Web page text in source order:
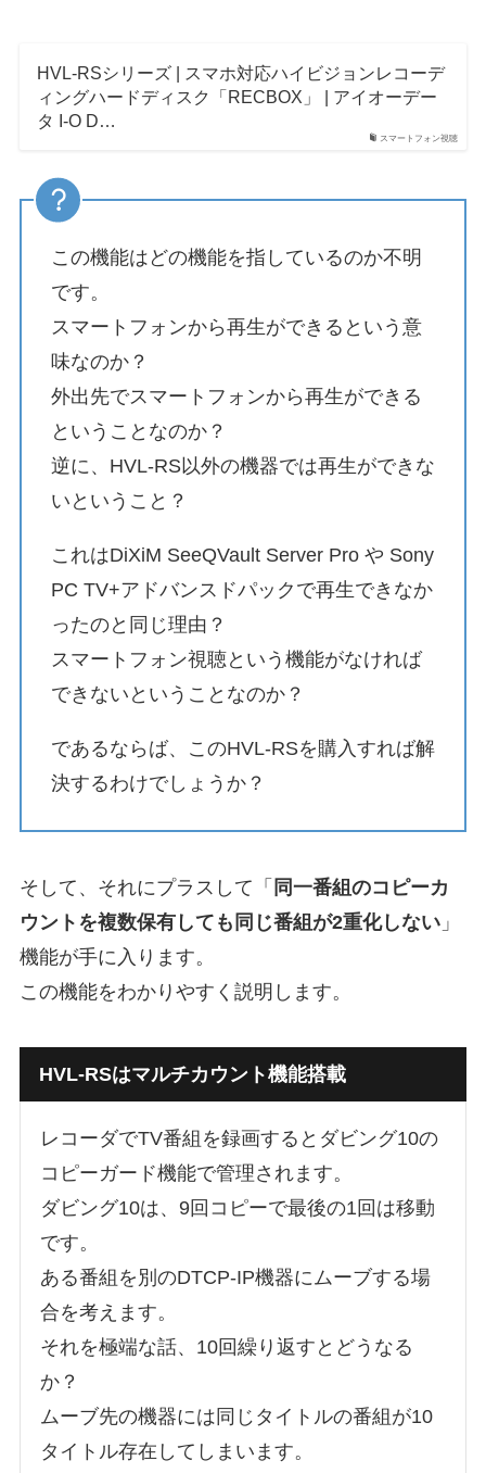
スマートフォン視聴
HVL-RSシリーズ | スマホ対応ハイビジョンレコーデ
ィングハードディスク「RECBOX」 | アイオーデー
タ I-O D…
この機能はどの機能を指しているのか不明
です。
スマートフォンから再生ができるという意
味なのか？
外出先でスマートフォンから再生ができる
ということなのか？
逆に、HVL-RS以外の機器では再生ができな
いということ？
これはDiXiM SeeQVault Server Pro や Sony
PC TV+アドバンスドパックで再生できなか
ったのと同じ理由？
スマートフォン視聴という機能がなければ
できないということなのか？
であるならば、このHVL-RSを購入すれば解
決するわけでしょうか？
そして、それにプラスして「 同一番組のコピーカ
ウントを複数保有しても同じ番組が2重化しない」
機能が手に入ります。
この機能をわかりやすく説明します。
HVL-RSはマルチカウント機能搭載
レコーダでTV番組を録画するとダビング10の
コピーガード機能で管理されます。
ダビング10は、9回コピーで最後の1回は移動
です。
ある番組を別のDTCP-IP機器にムーブする場
合を考えます。
それを極端な話、10回繰り返すとどうなる
か？
ムーブ先の機器には同じタイトルの番組が10
タイトル存在してしまいます。